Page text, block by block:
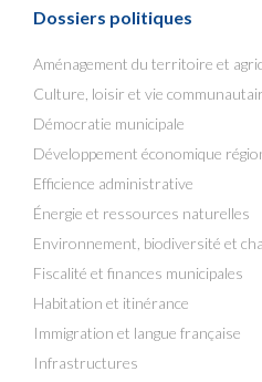
Dossiers politiques
Aménagement du territoire et
Culture, loisir et vie
Démocratie municipale
Développement économique
Efficience administrative
Énergie et ressources naturelles
Environnement, biodiversité et
Fiscalité et finances municipales
Habitation et itinérance
Immigration et langue française
Infrastructures